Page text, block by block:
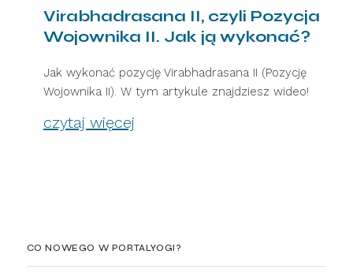
CO NOWEGO W PORTALYOGI?
Virabhadrasana II, czyli Pozycja
Wojownika II. Jak ją wykonać?
Jak wykonać pozycję Virabhadrasana II (Pozycję
Wojownika II). W tym artykule znajdziesz wideo!
czytaj więcej